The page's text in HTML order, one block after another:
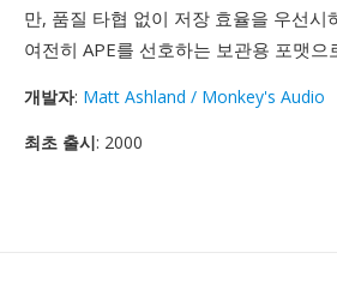
만, 품질 타협 없이 저장 효율을 우선시
여전히 APE를 선호하는 보관용 포맷으
개발자: Matt Ashland / Monkey's Audio
최초 출시: 2000